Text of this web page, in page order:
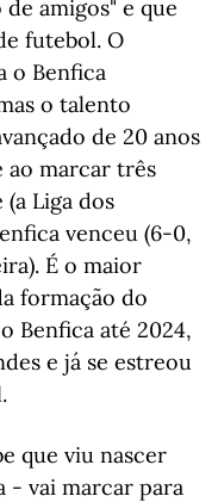
amigos" e que
futebol. O
o Benfica
o talento
de 20 anos
ao marcar três
Liga dos
venceu (6-0,
É o maior
formação do
Benfica até 2024,
e já se estreou
que viu nascer
- vai marcar para